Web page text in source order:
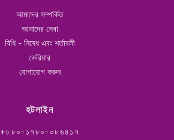
আমাদের সম্পর্কিত
আমাদের সেবা
বিধি - নিষেধ এবং শর্তাবলী
কেরিয়ার
যোগাযোগ করুন
হটলাইন
+৮৮০-১৭৮০-০৮৬৪১৭